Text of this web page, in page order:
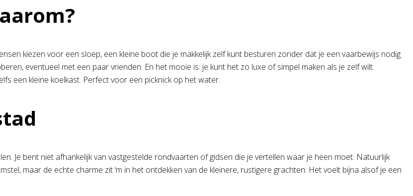
kiezen voor een sloep, een kleine boot die je makkelijk zelf kunt besturen zonder dat je een vaarbewijs nodig
eventueel met een paar vrienden. En het mooie is: je kunt het zo luxe of simpel maken als je zelf wilt.
een kleine koelkast. Perfect voor een picknick op het water.
Je bent niet afhankelijk van vastgestelde rondvaarten of gidsen die je vertellen waar je heen moet. Natuurlijk
maar de echte charme zit ‘m in het ontdekken van de kleinere, rustigere grachten. Het voelt bijna alsof je een